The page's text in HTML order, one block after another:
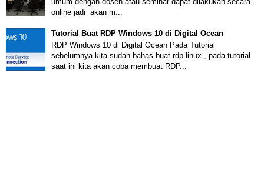
online jadi akan m...
Tutorial Buat RDP Windows 10 di Digital Ocean
RDP Windows 10 di Digital Ocean Pada Tutorial
sebelumnya kita sudah bahas buat rdp linux , pada tutorial
saat ini kita akan coba membuat RDP...